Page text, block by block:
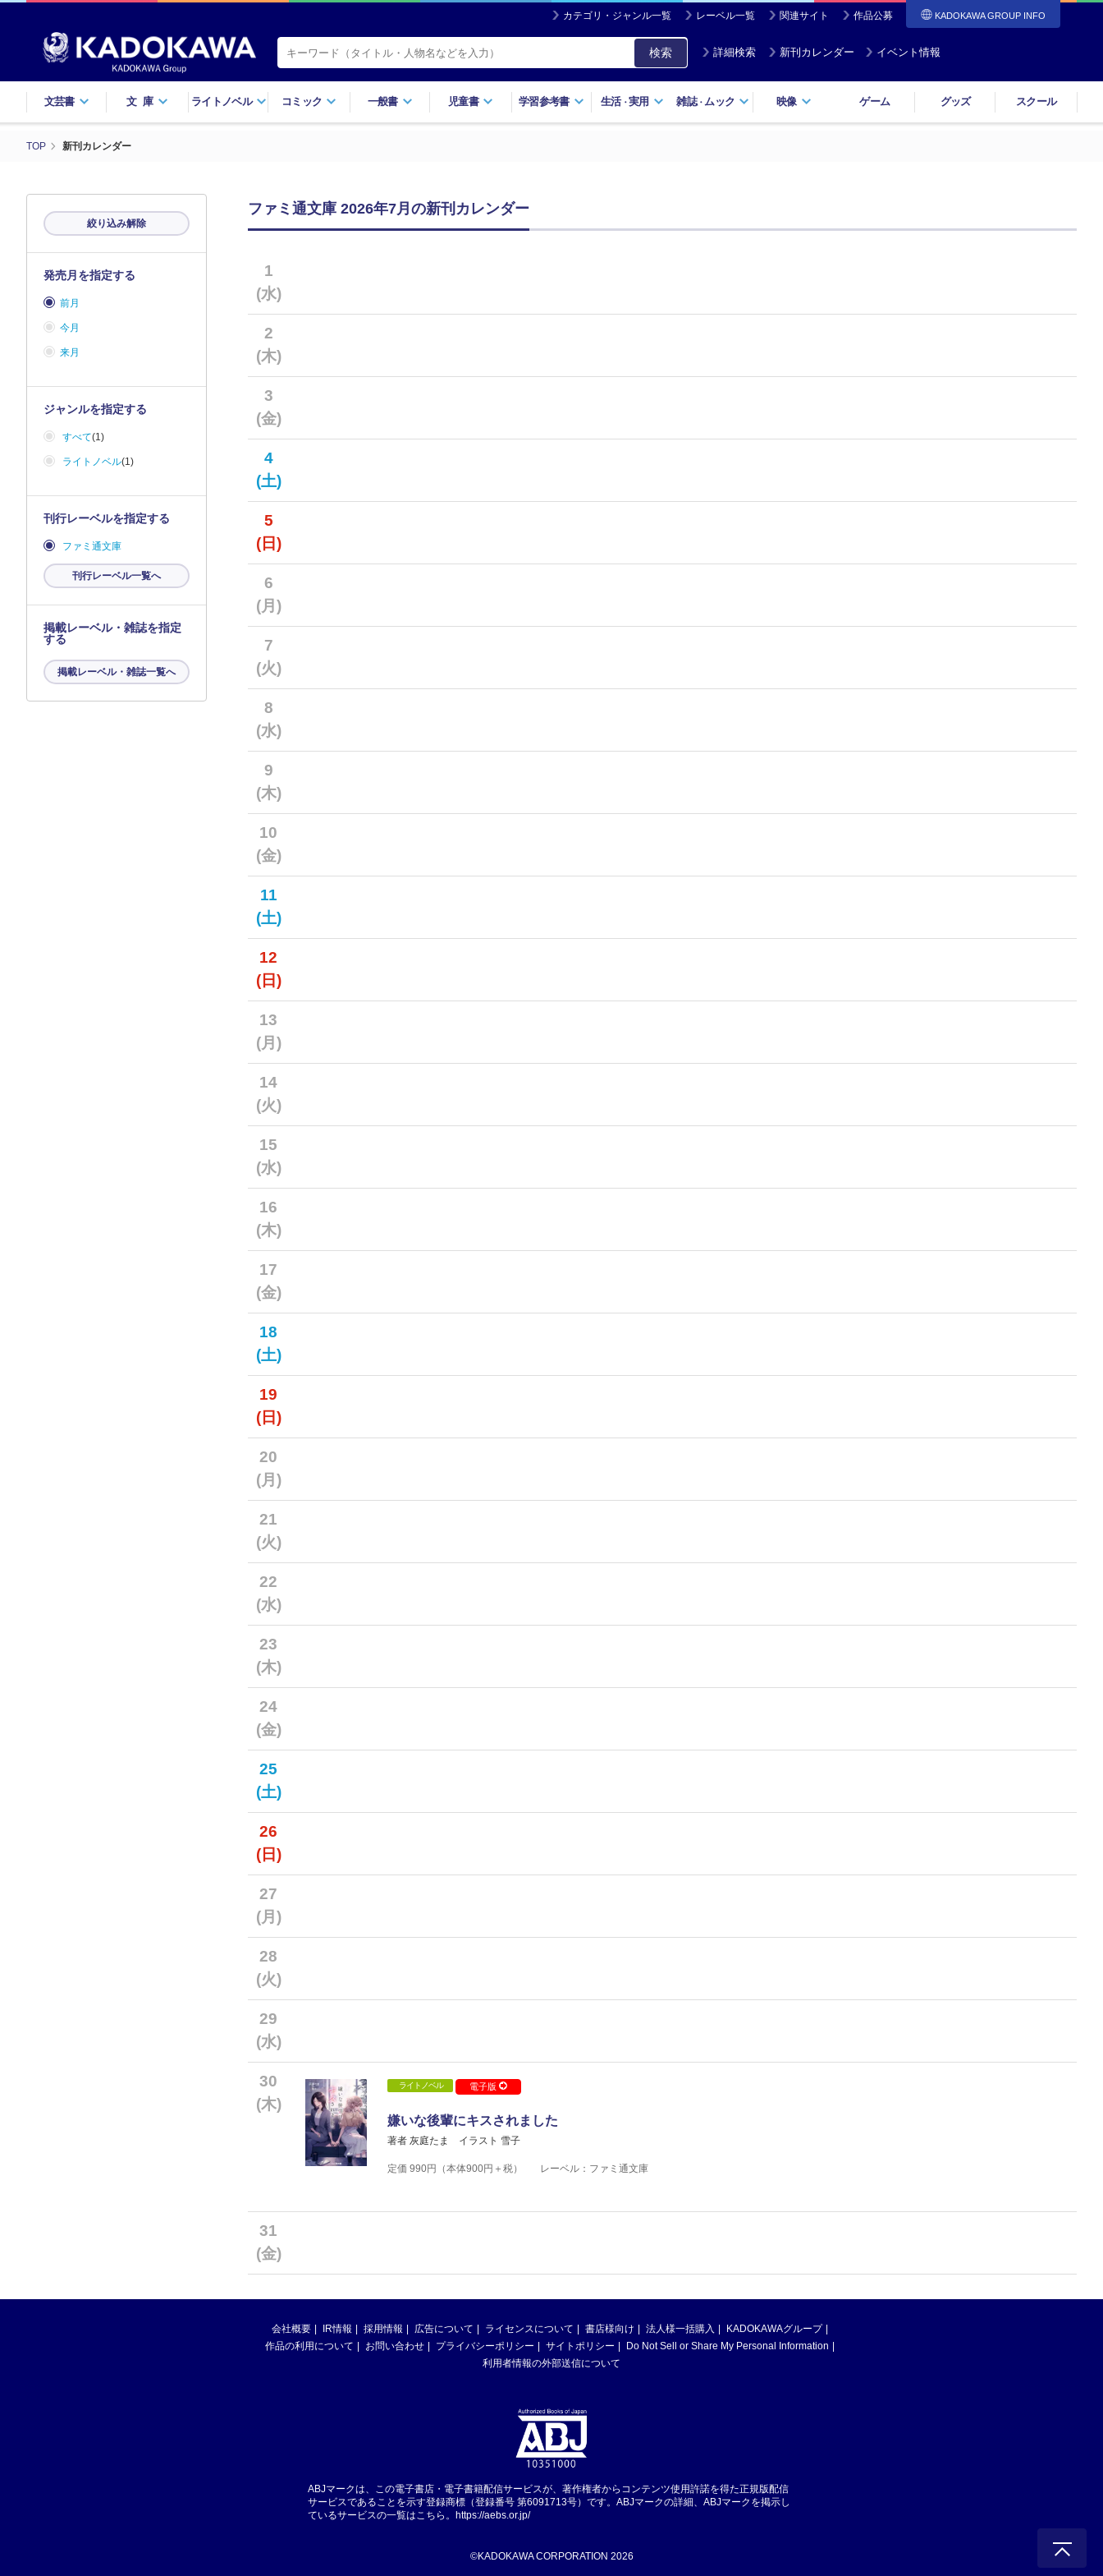
カテゴリ・ジャンル一覧 レーベル一覧 関連サイト 作品公募 KADOKAWA GROUP INFO
検索 詳細検索 新刊カレンダー イベント情報
文芸書 文庫 ライトノベル コミック 一般書 児童書 学習参考書 生活・実用 雑誌・ ムック 映像 ゲーム グッズ スクール
TOP 新刊カレンダー
ファミ通文庫 2026年7月の新刊カレンダー
1
(水)
2
(木)
3
(金)
4
(土)
5
(日)
6
(月)
7
(火)
8
(水)
9
(木)
10
(金)
11
(土)
12
(日)
13
(月)
14
(火)
15
(水)
16
(木)
17
(金)
18
(土)
19
(日)
20
(月)
21
(火)
22
(水)
23
(木)
24
(金)
25
(土)
26
(日)
27
(月)
28
(火)
29
(水)
30
(木)
ライトノベル 電子版
嫌いな後輩にキスされました
著者 灰庭たま イラスト 雪子
定価 990円（本体900円＋税） レーベル：ファミ通文庫
31
(金)
絞り込み解除
発売月を指定する
前月
今月
来月
ジャンルを指定する
すべて(1)
ライトノベル(1)
刊行レーベルを指定する
ファミ通文庫
刊行レーベル一覧へ
掲載レーベル・雑誌を指定
する
掲載レーベル・雑誌一覧へ
会社概要 IR情報 採用情報 広告について ライセンスについて 書店様向け 法人様一括購入
KADOKAWAグループ
作品の利用について
お問い合わせ プライバシーポリシー サイトポリシー
Do Not Sell or Share My Personal Information
利用者情報の外部送信について
ABJマークは、この電子書店・電子書籍配信サービスが、著作権者からコンテンツ使用許諾を得た正規版配信
サービスであることを示す登録商標（登録番号 第6091713号）です。ABJマークの詳細、ABJマークを掲示し
ているサービスの一覧はこちら。 https://aebs.or.jp/
©KADOKAWA CORPORATION 2026